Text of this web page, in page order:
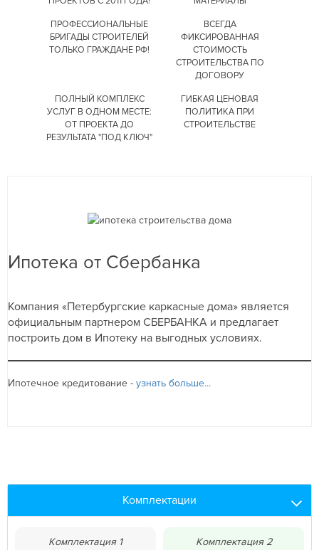
ПРОФЕССИОНАЛЬНЫЕ
БРИГАДЫ СТРОИТЕЛЕЙ
ТОЛЬКО ГРАЖДАНЕ РФ!
ВСЕГДА
ФИКСИРОВАННАЯ
СТОИМОСТЬ
СТРОИТЕЛЬСТВАПО
ДОГОВОРУ
ПОЛНЫЙ КОМПЛЕКС
УСЛУГ В ОДНОМ МЕСТЕ:
ОТ ПРОЕКТАДО
РЕЗУЛЬТАТА "ПОД КЛЮЧ"
ГИБКАЯ ЦЕНОВАЯ
ПОЛИТИКА ПРИ
СТРОИТЕЛЬСТВЕ
Ипотека от Сбербанка
Компания «Петербургские каркасные дома» является
официальным партнером СБЕРБАНКА и предлагает
построить дом в Ипотеку на выгодных условиях.
Ипотечное кредитование - узнать больше...
Комплектации
Комплектация 1
Комплектация 2